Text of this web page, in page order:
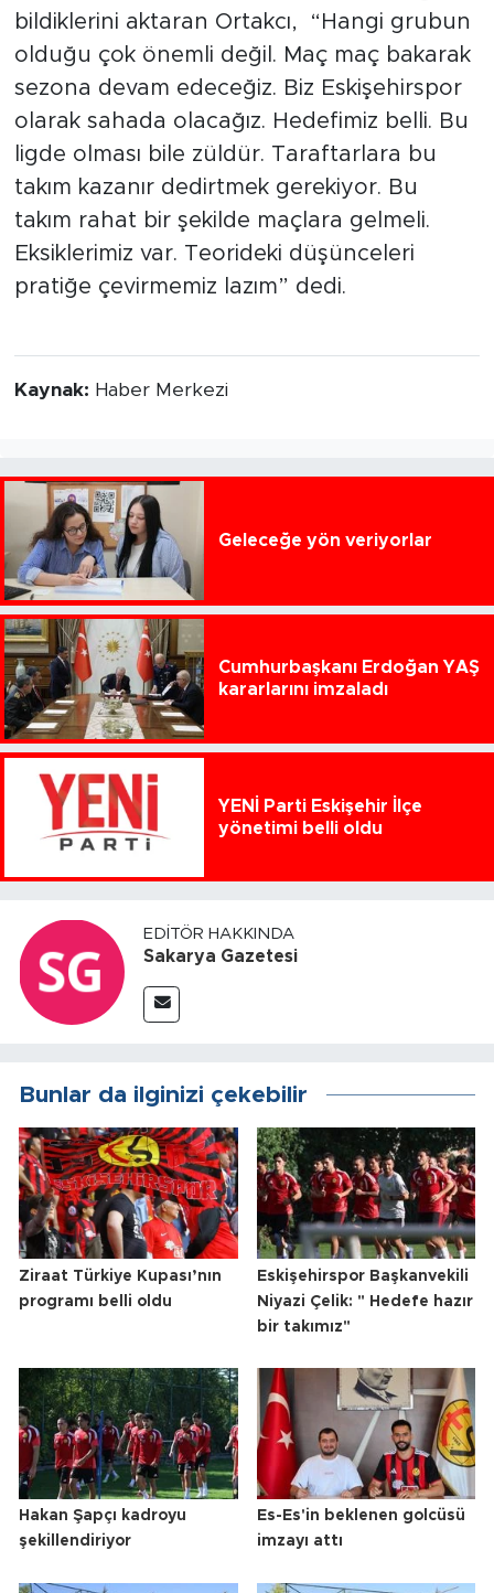
bildiklerini aktaran Ortakcı, “Hangi grubun
olduğu çok önemli değil. Maç maç bakarak
sezona devam edeceğiz. Biz Eskişehirspor
olarak sahada olacağız. Hedefimiz belli. Bu
ligde olması bile züldür. Taraftarlara bu
takım kazanır dedirtmek gerekiyor. Bu
takım rahat bir şekilde maçlara gelmeli.
Eksiklerimiz var. Teorideki düşünceleri
pratiğe çevirmemiz lazım” dedi.
Kaynak: Haber Merkezi
Geleceğe yön veriyorlar
Cumhurbaşkanı Erdoğan YAŞ
kararlarını imzaladı
YENİ Parti Eskişehir İlçe
yönetimi belli oldu
EDITÖR HAKKINDA
Sakarya Gazetesi
Bunlar da ilginizi çekebilir
Ziraat Türkiye Kupası’nın
programı belli oldu
Eskişehirspor Başkanvekili
Niyazi Çelik: " Hedefe hazır
bir takımız"
Hakan Şapçı kadroyu
şekillendiriyor
Es-Es'in beklenen golcüsü
imzayı attı